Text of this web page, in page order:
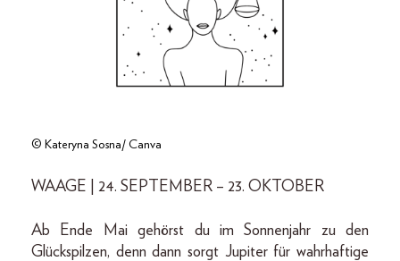
© Kateryna Sosna/ Canva
WAAGE | 24. SEPTEMBER – 23. OKTOBER
Ab Ende Mai gehörst du im Sonnenjahr zu den
Glückspilzen, denn dann sorgt Jupiter für wahrhaftige